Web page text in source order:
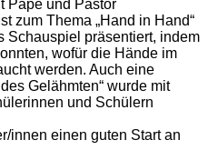
Pape und Pastor
zum Thema „Hand in Hand“
Schauspiel präsentiert, indem
wofür die Hände im
werden. Auch eine
Gelähmten“ wurde mit
und Schülern
innen einen guten Start an